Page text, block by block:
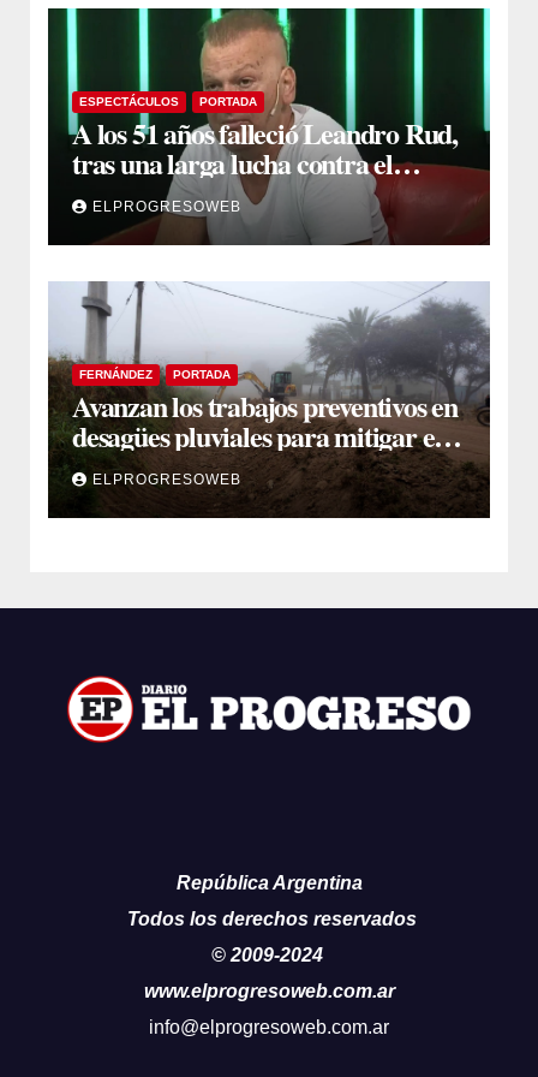
ESPECTÁCULOS PORTADA
A los 51 años falleció Leandro Rud,
tras una larga lucha contra el
cáncer
ELPROGRESOWEB
FERNÁNDEZ PORTADA
Avanzan los trabajos preventivos en
desagües pluviales para mitigar el
impacto de la temporada de lluvias
ELPROGRESOWEB
República Argentina
Todos los derechos reservados
© 2009-2024
www.elprogresoweb.com.ar
info@elprogresoweb.com.ar